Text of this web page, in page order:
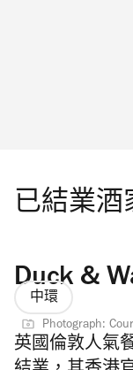
已結業酒
Duck &
中環
Photograph:
英國倫敦人氣